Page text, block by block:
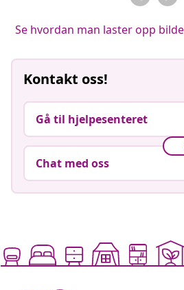
Se hvordan man laster opp
Kontakt oss!
Gå til hjelpesenteret
Chat med oss